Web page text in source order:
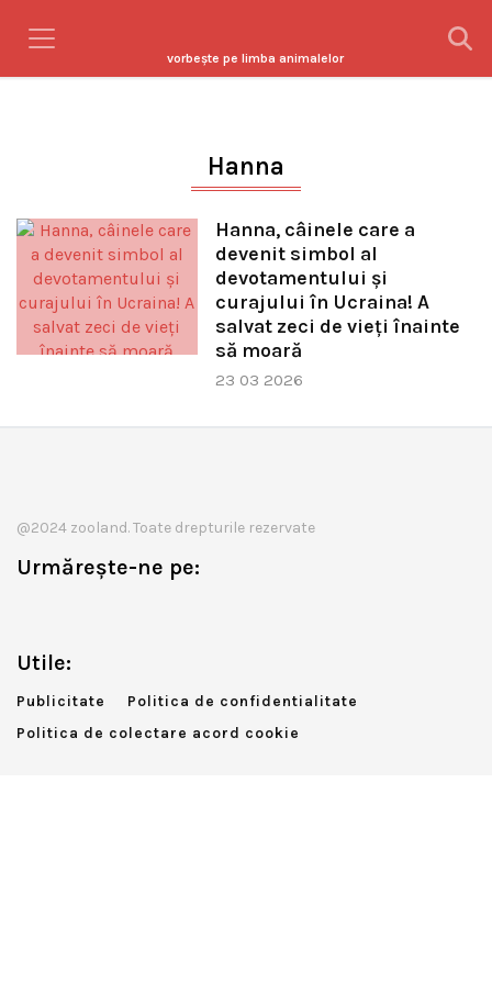
vorbeşte pe limba animalelor
Hanna
Hanna, câinele care a
devenit simbol al
devotamentului și
curajului în Ucraina! A
salvat zeci de vieți înainte
să moară
23 03 2026
@2024 zooland. Toate drepturile rezervate
Urmărește-ne pe:
Utile:
Publicitate
Politica de confidentialitate
Politica de colectare acord cookie